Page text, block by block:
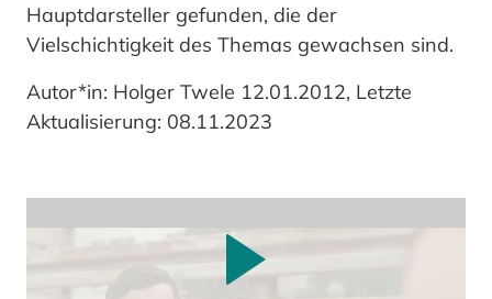
Hauptdarsteller gefunden, die der
Vielschichtigkeit des Themas gewachsen sind.
Autor*in: Holger Twele 12.01.2012, Letzte
Aktualisierung: 08.11.2023